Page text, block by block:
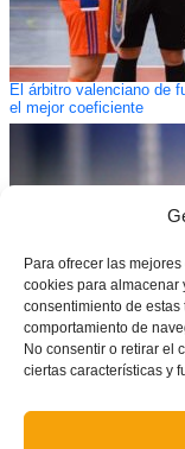
Para ofrecer las
cookies para almacenar
consentimiento de estas
comportamiento de
No consentir o retirar el
ciertas características y
El árbitro valenciano de
el mejor coeficiente
COMUNICADO